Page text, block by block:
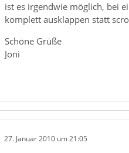
ist es irgendwie möglich, bei
komplett ausklappen statt
Schöne Grüße
Joni
27. Januar 2010 um 21:05